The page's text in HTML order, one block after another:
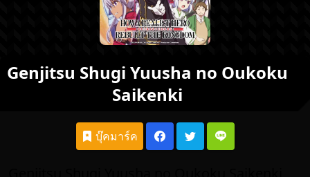
Genjitsu Shugi Yuusha no Oukoku
Saikenki
บุ๊คมาร์ค